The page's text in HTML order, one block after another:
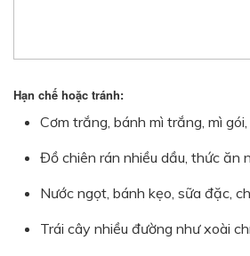
Hạn chế hoặc tránh:
Cơm trắng, bánh mì trắng, mì gói,
Đồ chiên rán nhiều dầu, thức ăn
Nước ngọt, bánh kẹo, sữa đặc,
Trái cây nhiều đường như xoài